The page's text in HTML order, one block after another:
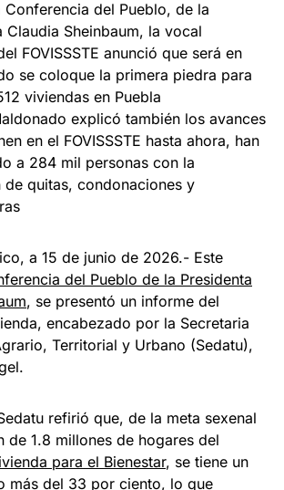
Conferencia del Pueblo, de la
Claudia Sheinbaum, la vocal
FOVISSSTE anunció que será en
se coloque la primera piedra para
viviendas en Puebla
explicó también los avances
en el FOVISSSTE hasta ahora, han
a 284 mil personas con la
de quitas, condonaciones y
a 15 de junio de 2026.- Este
del Pueblo de la Presidenta
, se presentó un informe del
encabezado por la Secretaria
Territorial y Urbano (Sedatu),
refirió que, de la meta sexenal
de 1.8 millones de hogares del
para el Bienestar, se tiene un
más del 33 por ciento, lo que